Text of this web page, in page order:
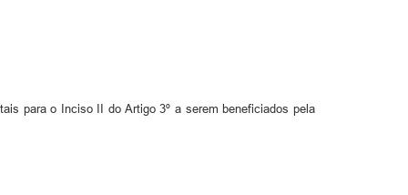
para o Inciso II do Artigo 3º a serem beneficiados pela